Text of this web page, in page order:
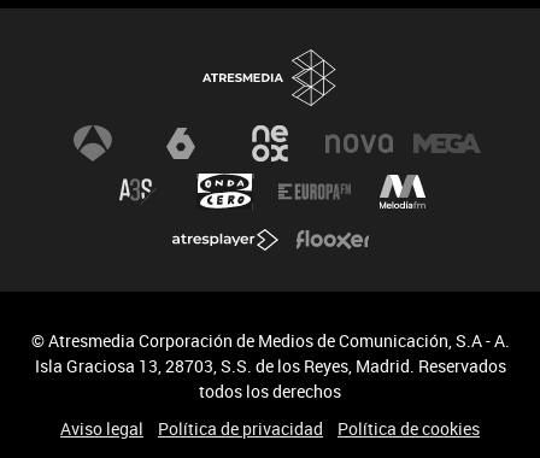
© Atresmedia Corporación de Medios de Comunicación, S.A - A.
Isla Graciosa 13, 28703, S.S. de los Reyes, Madrid. Reservados
todos los derechos
Aviso legal
Política de privacidad
Política de cookies